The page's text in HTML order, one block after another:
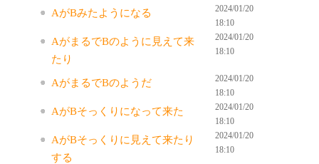
AがBみたようになる
2024/01/20
18:10
AがまるでBのように見えて来
たり
2024/01/20
18:10
AがまるでBのようだ
2024/01/20
18:10
AがBそっくりになって来た
2024/01/20
18:10
AがBそっくりに見えて来たり
する
2024/01/20
18:10